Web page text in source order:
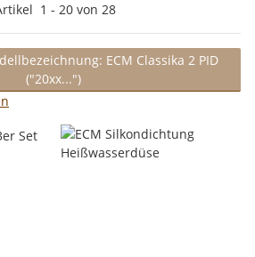
1 - 20 von 28
ECM Classika 2 PID
("20xx...")